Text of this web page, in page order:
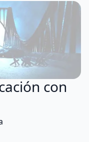
con